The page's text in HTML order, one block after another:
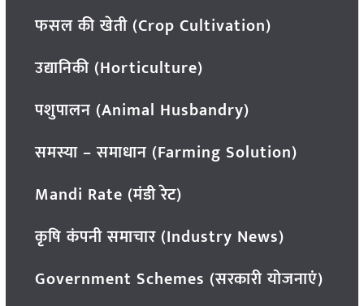
फसल की खेती (Crop Cultivation)
उद्यानिकी (Horticulture)
पशुपालन (Animal Husbandry)
समस्या – समाधान (Farming Solution)
Mandi Rate (मंडी रेट)
कृषि कंपनी समाचार (Industry News)
Government Schemes (सरकारी योजनाएं)